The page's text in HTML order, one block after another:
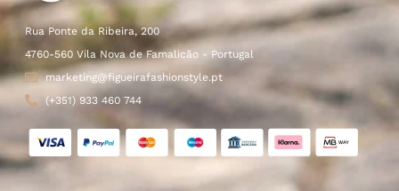
Rua Ponte da Ribeira, 200
4760-560 Vila Nova de Famalicão - Portugal
marketing@figueirafashionstyle.pt
(+351) 933 460 744